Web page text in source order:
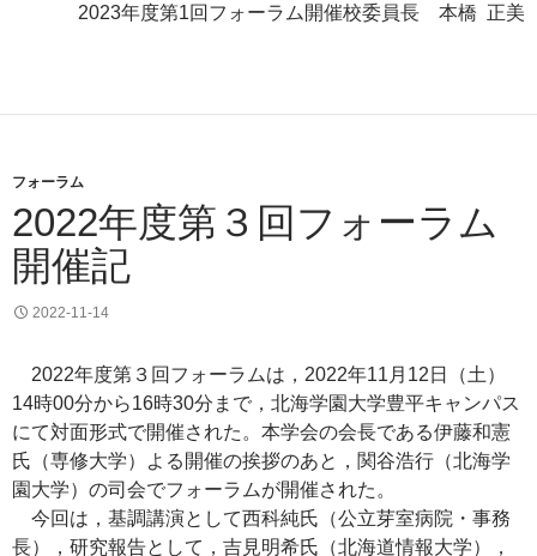
2023年度第1回フォーラム開催校委員長 本橋 正美
フォーラム
2022年度第３回フォーラム
開催記
2022-11-14
2022年度第３回フォーラムは，2022年11月12日（土）
14時00分から16時30分まで，北海学園大学豊平キャンパス
にて対面形式で開催された。本学会の会長である伊藤和憲
氏（専修大学）よる開催の挨拶のあと，関谷浩行（北海学
園大学）の司会でフォーラムが開催された。
今回は，基調講演として西科純氏（公立芽室病院・事務
長），研究報告として，吉見明希氏（北海道情報大学），